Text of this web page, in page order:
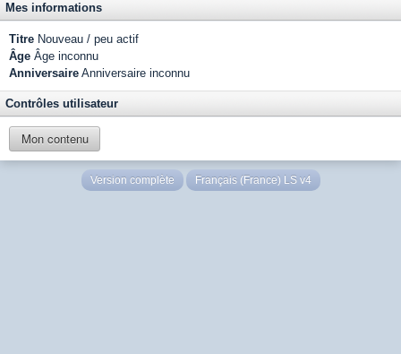
Mes informations
Titre Nouveau / peu actif
Âge Âge inconnu
Anniversaire Anniversaire inconnu
Contrôles utilisateur
Mon contenu
Version complète Français (France) LS v4